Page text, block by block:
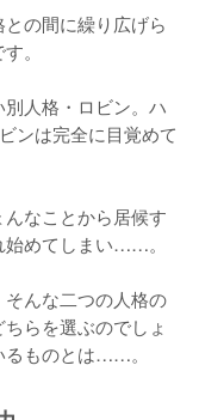
の間に繰り広げら
。
人格・ロビン。ハ
ンは完全に目覚めて
なことから居候す
始めてしまい……。
んな二つの人格の
らを選ぶのでしょ
るものとは……。